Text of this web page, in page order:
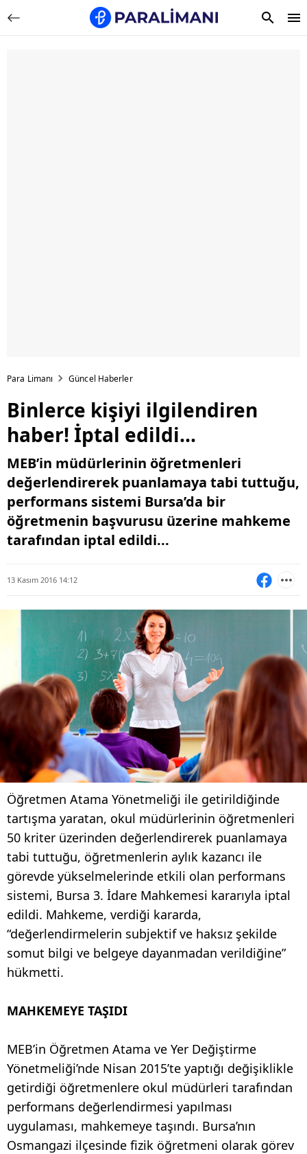
Para Limanı Güncel Haberler
Binlerce kişiyi ilgilendiren
haber! İptal edildi...
MEB’in müdürlerinin öğretmenleri
değerlendirerek puanlamaya tabi tuttuğu,
performans sistemi Bursa’da bir
öğretmenin başvurusu üzerine mahkeme
tarafından iptal edildi...
13 Kasım 2016 14:12
Öğretmen Atama Yönetmeliği ile getirildiğinde
tartışma yaratan, okul müdürlerinin öğretmenleri
50 kriter üzerinden değerlendirerek puanlamaya
tabi tuttuğu, öğretmenlerin aylık kazancı ile
görevde yükselmelerinde etkili olan performans
sistemi, Bursa 3. İdare Mahkemesi kararıyla iptal
edildi. Mahkeme, verdiği kararda,
“değerlendirmelerin subjektif ve haksız şekilde
somut bilgi ve belgeye dayanmadan verildiğine”
hükmetti.
MAHKEMEYE TAŞIDI
MEB’in Öğretmen Atama ve Yer Değiştirme
Yönetmeliği’nde Nisan 2015’te yaptığı değişiklikle
getirdiği öğretmenlere okul müdürleri tarafından
performans değerlendirmesi yapılması
uygulaması, mahkemeye taşındı. Bursa’nın
Osmangazi ilçesinde fizik öğretmeni olarak görev